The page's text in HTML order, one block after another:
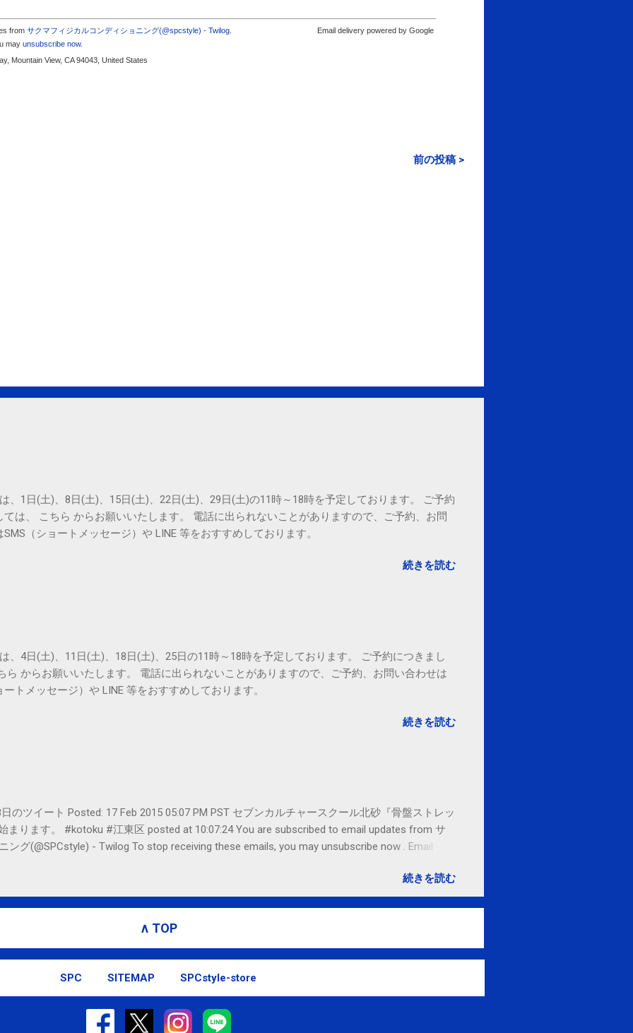
from サクマフィジカルコンディショニング(@spcstyle) - Twilog
may unsubscribe now.
Email delivery powered by Google
Mountain View, CA 94043, United States
前の投稿 >
、1日(土)、8日(土)、15日(土)、22日(土)、29日(土)の11時～18時を予定しております。 ご予約
ては、 こちら からお願いいたします。 電話に出られないことがありますので、ご予約、お問
SMS（ショートメッセージ）や LINE 等をおすすめしております。
続きを読む
、4日(土)、11日(土)、18日(土)、25日の11時～18時を予定しております。 ご予約につきまし
ら からお願いいたします。 電話に出られないことがありますので、ご予約、お問い合わせは
ートメッセージ）や LINE 等をおすすめしております。
続きを読む
のツイート Posted: 17 Feb 2015 05:07 PM PST セブンカルチャースクール北砂『骨盤ストレッ
まります。 #kotoku #江東区 posted at 10:07:24 You are subscribed to email updates from サ
ング(@SPCstyle) - Twilog To stop receiving these emails, you may unsubscribe now . Email
続きを読む
∧ TOP
SPC SITEMAP SPCstyle-store